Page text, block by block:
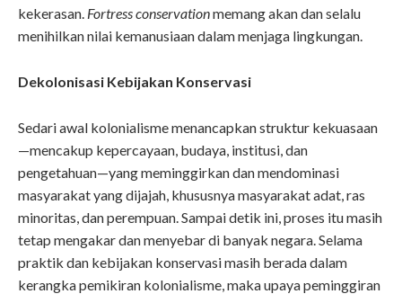
kekerasan. Fortress conservationmemang akan dan selalu
menihilkan nilai kemanusiaan dalam menjaga lingkungan.
Dekolonisasi Kebijakan Konservasi
Sedari awal kolonialisme menancapkan struktur kekuasaan
—mencakup kepercayaan, budaya, institusi, dan
pengetahuan—yang meminggirkan dan mendominasi
masyarakat yang dijajah, khususnya masyarakat adat, ras
minoritas, dan perempuan. Sampai detik ini, proses itu masih
tetap mengakar dan menyebar di banyak negara. Selama
praktik dan kebijakan konservasi masih berada dalam
kerangka pemikiran kolonialisme, maka upaya peminggiran